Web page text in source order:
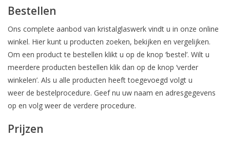
Vazen
Cadeaus
Koffie & Thee
Bar & Wijn
Bestellen
Ons complete aanbod van kristalglaswerk vindt u in onze online
winkel. Hier kunt u producten zoeken, bekijken en vergelijken.
Om een product te bestellen klikt u op de knop ‘bestel’. Wilt u
meerdere producten bestellen klik dan op de knop ‘verder
winkelen’. Als u alle producten heeft toegevoegd volgt u
weer de bestelprocedure. Geef nu uw naam en adresgegevens
op en volg weer de verdere procedure.
Prijzen